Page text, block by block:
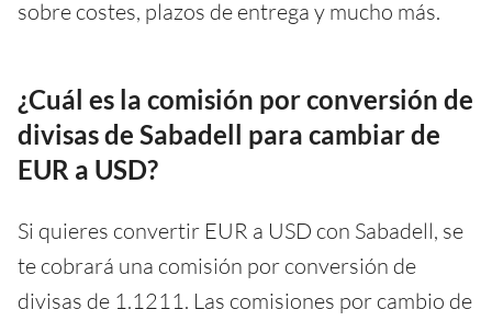
sobre costes, plazos de entrega y mucho más.
¿Cuál es la comisión por conversión de
divisas de Sabadell para cambiar de
EUR a USD?
Si quieres convertir EUR a USD con Sabadell, se
te cobrará una comisión por conversión de
divisas de 1.1211. Las comisiones por cambio de